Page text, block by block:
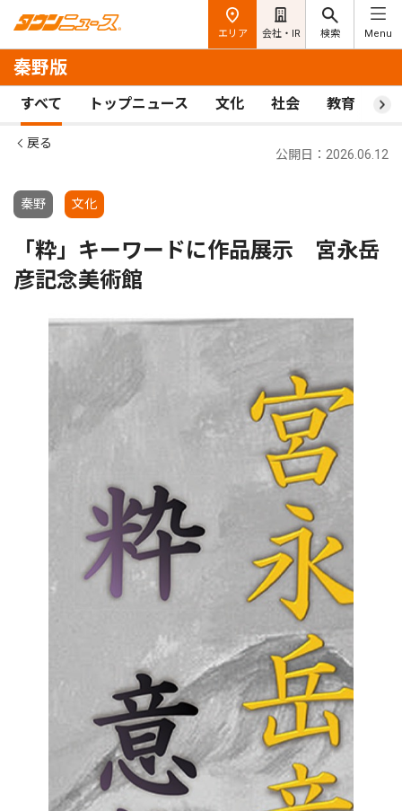
エリア 会社・IR 検索 Menu
秦野版
すべて トップニュース 文化 社会 教育 ス
戻る
秦野 文化
公開日：2026.06.12
「粋」キーワードに作品展示 宮永岳
彦記念美術館